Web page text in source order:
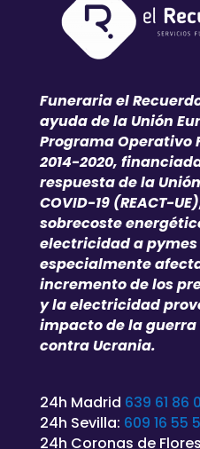
Funeraria el
ayuda de la Unión
Programa Operativo
2014-2020,
respuesta de la
COVID-19 (REACT-
sobrecoste
electricidad a
especialmente
incremento de los
y la electricidad
impacto de la guerra
contra Ucrania.
24h Madrid 639 61 86
24h Sevilla: 609 16 55
24h Coronas de